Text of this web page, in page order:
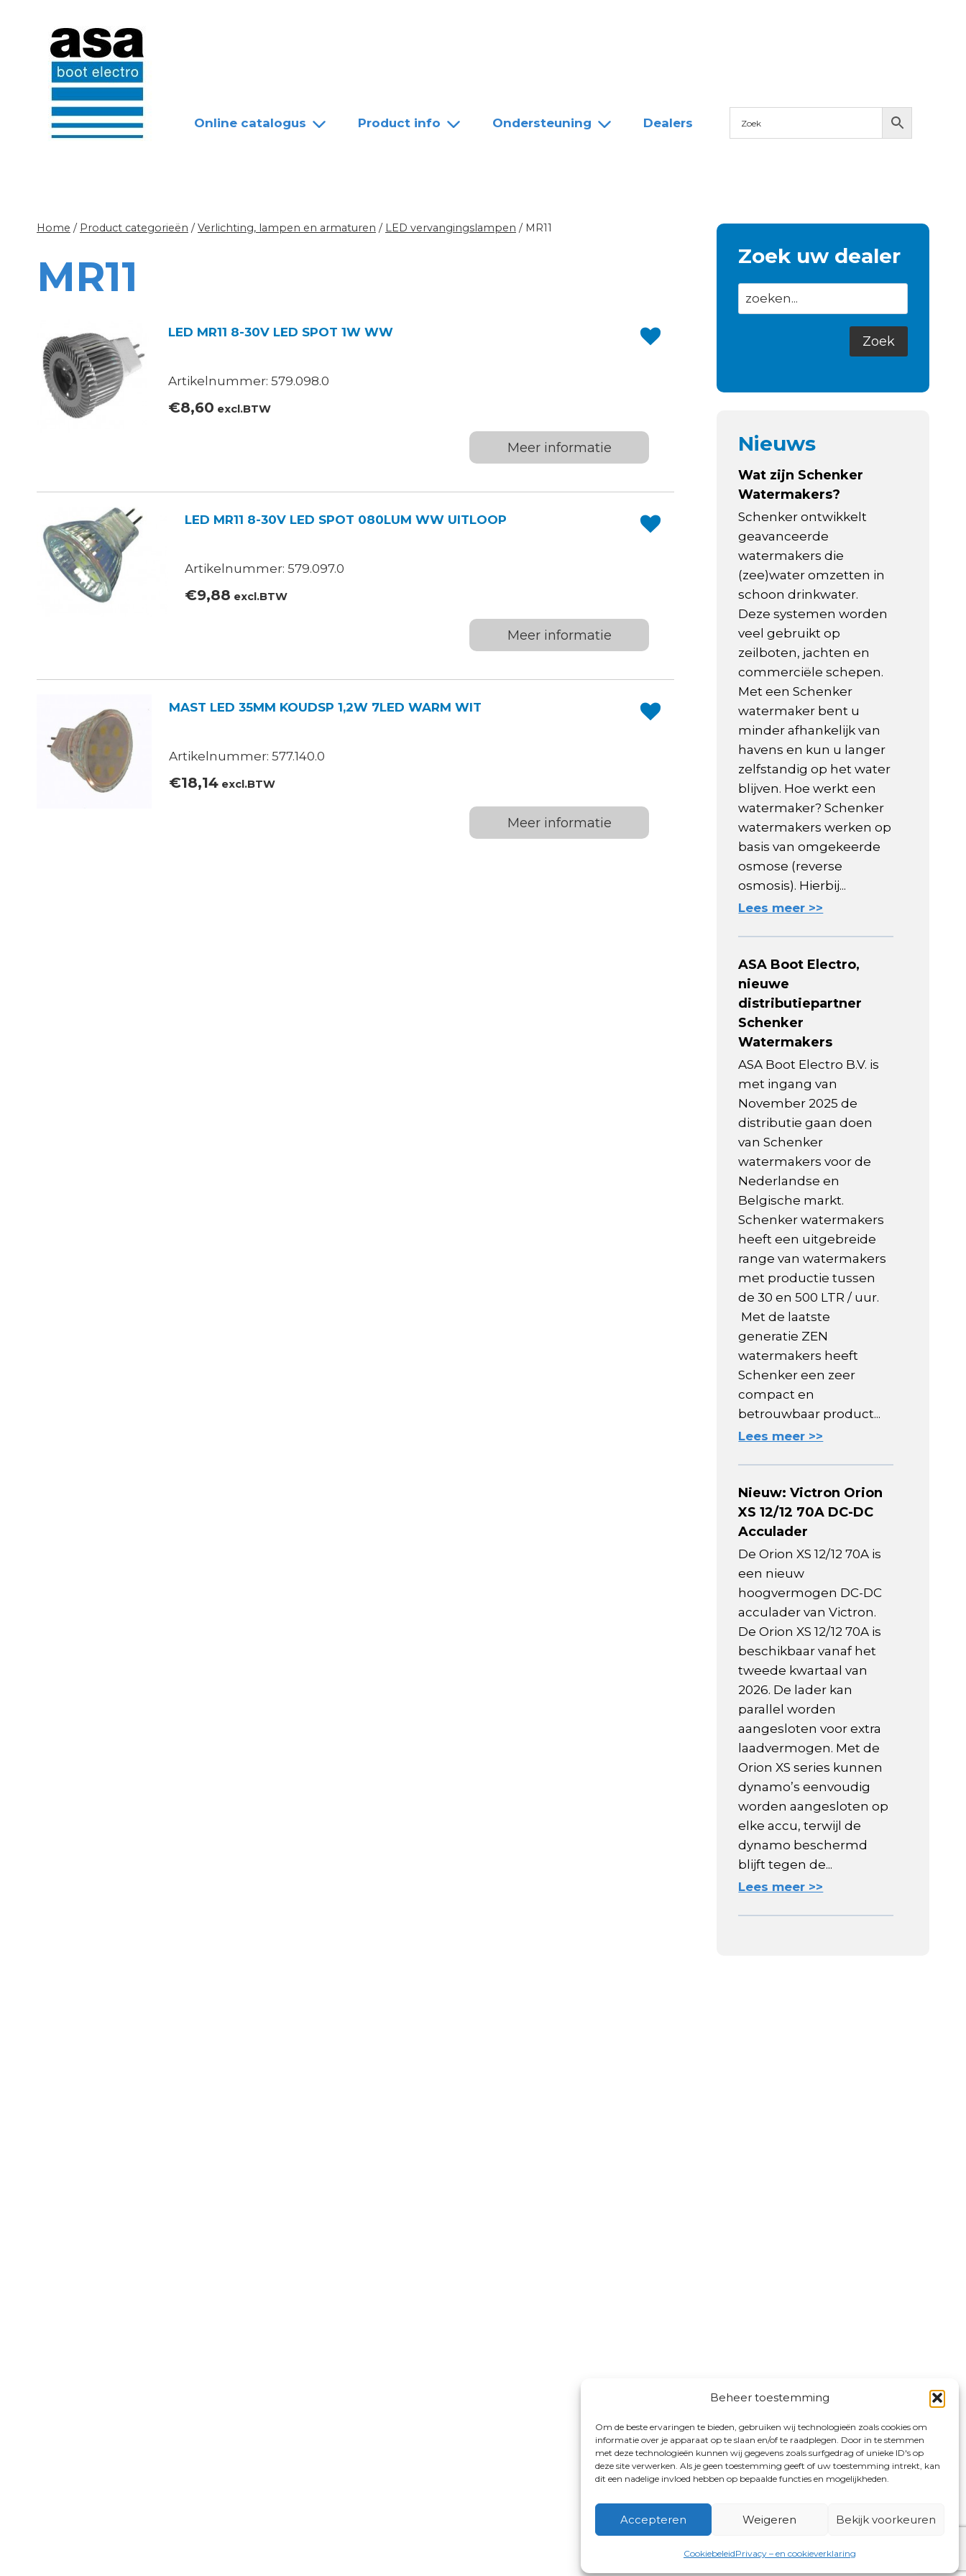
Beheer toestemming
Om de beste ervaringen te bieden, gebruiken wij technologieën zoals cookies om
informatie over je apparaat op te slaan en/of te raadplegen. Door in te stemmen
met deze technologieën kunnen wij gegevens zoals surfgedrag of unieke ID's op
deze site verwerken. Als je geen toestemming geeft of uw toestemming intrekt, kan
dit een nadelige invloed hebben op bepaalde functies en mogelijkheden.
Accepteren Weigeren Bekijk voorkeuren
CookiebeleidPrivacy – en cookieverklaring
Online catalogus Product info Ondersteuning Dealers
Home / Product categorieën / Verlichting, lampen en armaturen / LED vervangingslampen / MR11
MR11
LED MR11 8-30V LED SPOT 1W WW
Artikelnummer: 579.098.0
€8,60 excl.BTW
Meer informatie
LED MR11 8-30V LED SPOT 080LUM WW UITLOOP
Artikelnummer: 579.097.0
€9,88 excl.BTW
Meer informatie
MAST LED 35MM KOUDSP 1,2W 7LED WARM WIT
Artikelnummer: 577.140.0
€18,14 excl.BTW
Meer informatie
Zoek uw dealer
Nieuws
Wat zijn Schenker
Watermakers?
Schenker ontwikkelt
geavanceerde
watermakers die
(zee)water omzetten in
schoon drinkwater.
Deze systemen worden
veel gebruikt op
zeilboten, jachten en
commerciële schepen.
Met een Schenker
watermaker bent u
minder afhankelijk van
havens en kun u langer
zelfstandig op het water
blijven. Hoe werkt een
watermaker? Schenker
watermakers werken op
basis van omgekeerde
osmose (reverse
osmosis). Hierbij...
Lees meer >>
ASA Boot Electro,
nieuwe
distributiepartner
Schenker
Watermakers
ASA Boot Electro B.V. is
met ingang van
November 2025 de
distributie gaan doen
van Schenker
watermakers voor de
Nederlandse en
Belgische markt.
Schenker watermakers
heeft een uitgebreide
range van watermakers
met productie tussen
de 30 en 500 LTR / uur.
Met de laatste
generatie ZEN
watermakers heeft
Schenker een zeer
compact en
betrouwbaar product...
Lees meer >>
Nieuw: Victron Orion
XS 12/12 70A DC-DC
Acculader
De Orion XS 12/12 70A is
een nieuw
hoogvermogen DC-DC
acculader van Victron.
De Orion XS 12/12 70A is
beschikbaar vanaf het
tweede kwartaal van
2026. De lader kan
parallel worden
aangesloten voor extra
laadvermogen. Met de
Orion XS series kunnen
dynamo’s eenvoudig
worden aangesloten op
elke accu, terwijl de
dynamo beschermd
blijft tegen de...
Lees meer >>